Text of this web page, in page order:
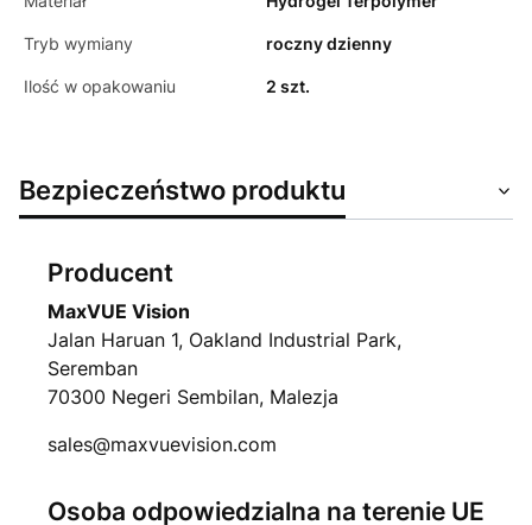
Tryb wymiany roczny dzienny
Ilość w opakowaniu 2 szt.
Bezpieczeństwo produktu
Producent
MaxVUE Vision
Jalan Haruan 1, Oakland Industrial Park,
Seremban
70300 Negeri Sembilan, Malezja
sales@maxvuevision.com
Osoba odpowiedzialna na terenie UE